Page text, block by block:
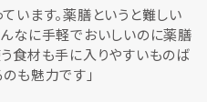
います。薬膳というと難しい
なに手軽でおいしいのに薬膳
食材も手に入りやすいものば
も魅力です」